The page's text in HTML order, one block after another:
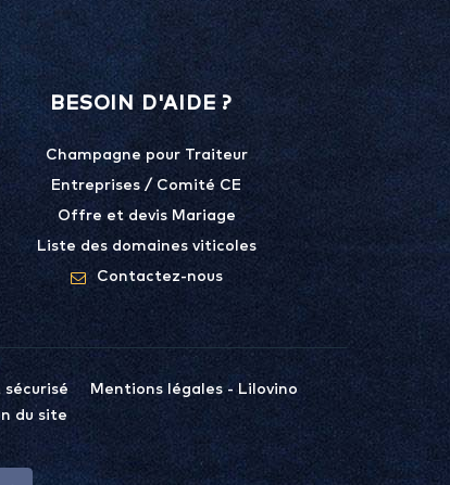
BESOIN D'AIDE ?
Champagne pour Traiteur
Entreprises / Comité CE
Offre et devis Mariage
Liste des domaines viticoles
Contactez-nous
Mentions légales - Lilovino
du site